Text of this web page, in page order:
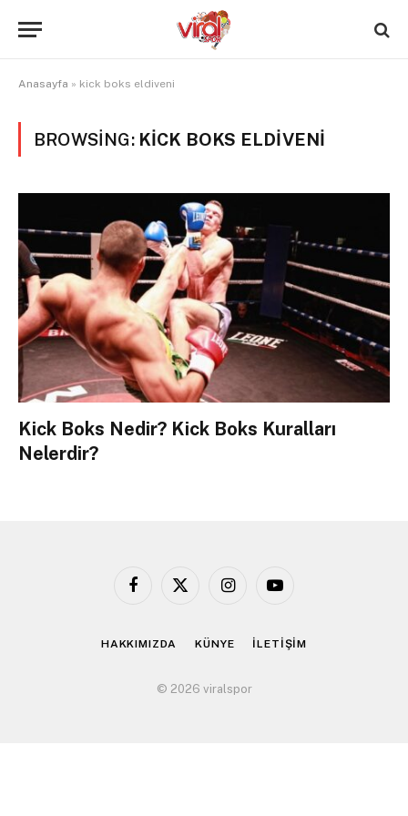
Anasayfa » kick boks eldiveni
BROWSING: KICK BOKS ELDIVENI
Kick Boks Nedir? Kick Boks Kuralları
Nelerdir?
Facebook
X
InstagramYouTube
HAKKIMIZDA KÜNYE İLETİŞİM
© 2026 viralspor